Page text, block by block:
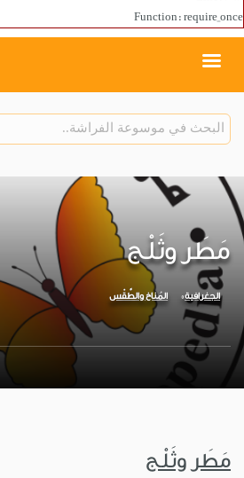
Function: require_once
مَطَر وثَلْج
الجغرافية المُناخ والطَّقْس
مَطَر وثَلْج